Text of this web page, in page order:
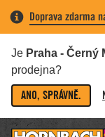
Doprava zdarma
Je Praha - Černý
prodejna?
ANO, SPRÁVNĚ.